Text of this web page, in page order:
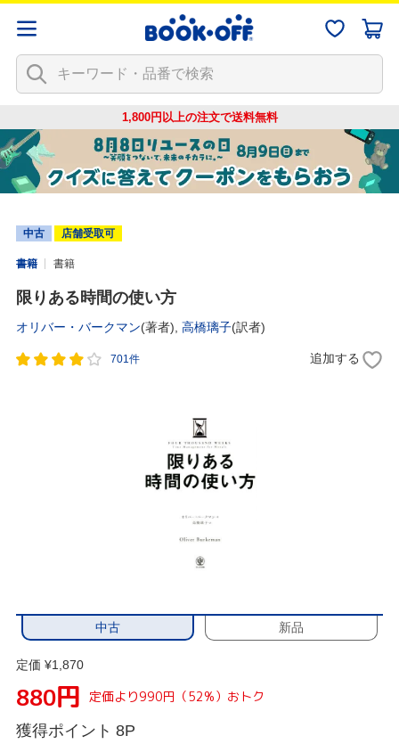
1,800円以上の注文で送料無料
中古 店舗受取可
書籍 書籍
限りある時間の使い方
オリバー・バークマン(著者), 高橋璃子(訳者)
701件 追加する
中古 新品
定価 ¥1,870
880円 定価より990円（52%）おトク
獲得ポイント 8P